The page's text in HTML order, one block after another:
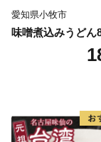
志免町役場 ふ
〒811-2292 福
電話番号：
愛知県小牧市
味噌煮込みうどん